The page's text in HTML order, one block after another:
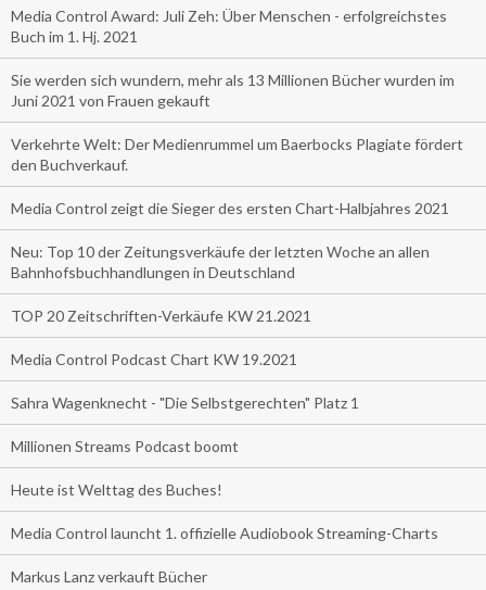
Media Control Award: Juli Zeh: Über Menschen - erfolgreichstes
Buch im 1. Hj. 2021
Sie werden sich wundern, mehr als 13 Millionen Bücher wurden im
Juni 2021 von Frauen gekauft
Verkehrte Welt: Der Medienrummel um Baerbocks Plagiate fördert
den Buchverkauf.
Media Control zeigt die Sieger des ersten Chart-Halbjahres 2021
Neu: Top 10 der Zeitungsverkäufe der letzten Woche an allen
Bahnhofsbuchhandlungen in Deutschland
TOP 20 Zeitschriften-Verkäufe KW 21.2021
Media Control Podcast Chart KW 19.2021
Sahra Wagenknecht - "Die Selbstgerechten" Platz 1
Millionen Streams Podcast boomt
Heute ist Welttag des Buches!
Media Control launcht 1. offizielle Audiobook Streaming-Charts
Markus Lanz verkauft Bücher